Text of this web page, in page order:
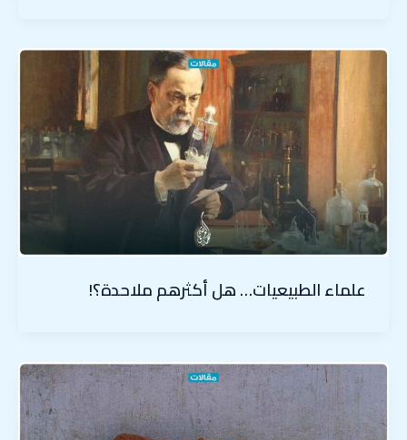
علماء الطبيعيات… هل أكثرهم ملاحدة؟!